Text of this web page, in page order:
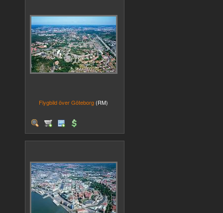
Flygbild över Göteborg (RM)